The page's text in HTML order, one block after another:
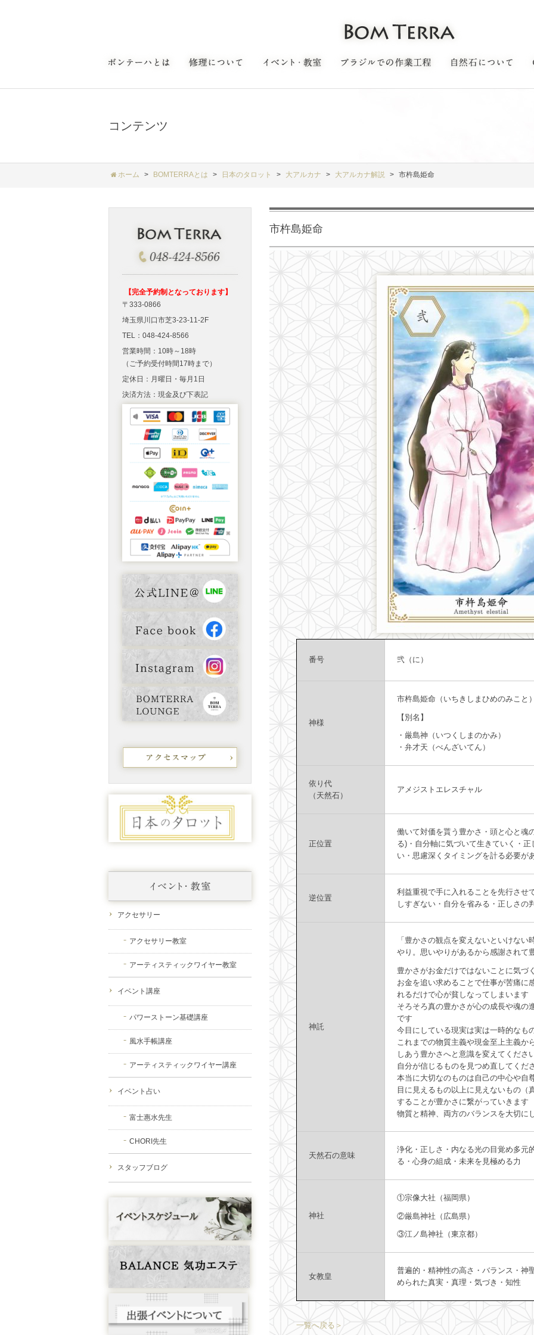
コンテンツ
ホーム BOMTERRAとは 日本のタロット 大アルカナ 大アルカナ解説 市杵島姫命
市杵島姫命
番号 弐（に）
神様
市杵島姫命（いちきしまひめのみこと
【別名】
・厳島神（いつくしまのかみ）
・弁才天（べんざいてん）
依り代
（天然石）
アメジストエレスチャル
正位置
働いて対価を貰う豊かさ・頭と心と魂
る)・自分軸に気づいて生きていく・
い・思慮深くタイミングを計る必要が
逆位置
利益重視で手に入れることを先行させ
しすぎない・自分を省みる・正しさの
神託
「豊かさの観点を変えないといけな
やり。思いやりがあるから感謝されて
豊かさがお金だけではないことに気づ
お金を追い求めることで仕事が苦痛に
れるだけで心が貧しなってしまいます
そろそろ真の豊かさが心の成長や魂の
です
今目にしている現実は実は一時的なも
これまでの物質主義や現金至上主義か
しあう豊かさへと意識を変えてくださ
自分が信じるものを見つめ直してくだ
本当に大切なのものは自己の中心や自
目に見えるもの以上に見えないもの（
することが豊かさに繋がっていきます
物質と精神、両方のバランスを大切に
天然石の意味
浄化・正しさ・内なる光の目覚め多元
る・心身の組成・未来を見極める力
神社
①宗像大社（福岡県）
②厳島神社（広島県）
③江ノ島神社（東京都）
女教皇
普遍的・精神性の高さ・バランス・神
められた真実・真理・気づき・知性
一覧へ戻る＞
【完全予約制となっております】
〒333-0866
埼玉県川口市芝3-23-11-2F
TEL：048-424-8566
営業時間：10時～18時
（ご予約受付時間17時まで）
定休日：月曜日・毎月1日
決済方法：現金及び下表記
アクセサリー
アクセサリー教室
アーティスティックワイヤー教室
イベント講座
パワーストーン基礎講座
風水手帳講座
アーティスティックワイヤー講座
イベント占い
富士惠水先生
CHORI先生
スタッフブログ